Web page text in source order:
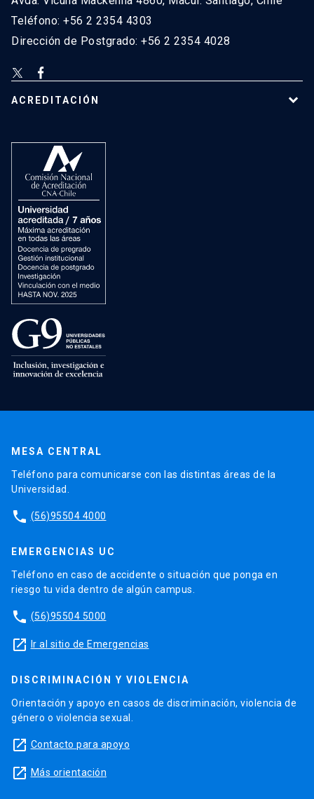
Teléfono: +56 2 2354 4303
Dirección de Postgrado: +56 2 2354 4028
ACREDITACIÓN
MESA CENTRAL
Teléfono para comunicarse con las distintas áreas de la
Universidad.
phone (56)95504 4000
EMERGENCIAS UC
Teléfono en caso de accidente o situación que ponga en
riesgo tu vida dentro de algún campus.
phone (56)95504 5000
launch Ir al sitio de Emergencias
DISCRIMINACIÓN Y VIOLENCIA
Orientación y apoyo en casos de discriminación, violencia de
género o violencia sexual.
launch Contacto para apoyo
launch Más orientación